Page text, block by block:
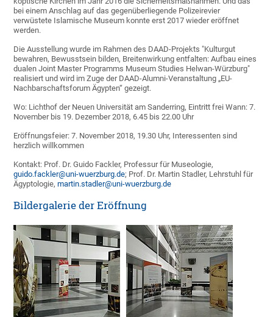
bei einem Anschlag auf das gegenüberliegende Polizeirevier
verwüstete Islamische Museum konnte erst 2017 wieder eröffnet
werden.
Die Ausstellung wurde im Rahmen des DAAD-Projekts "Kulturgut
bewahren, Bewusstsein bilden, Breitenwirkung entfalten: Aufbau eines
dualen Joint Master Programms Museum Studies Helwan-Würzburg"
realisiert und wird im Zuge der DAAD-Alumni-Veranstaltung „EU-
Nachbarschaftsforum Ägypten“ gezeigt.
Wo: Lichthof der Neuen Universität am Sanderring, Eintritt frei Wann: 7.
November bis 19. Dezember 2018, 6.45 bis 22.00 Uhr
Eröffnungsfeier: 7. November 2018, 19.30 Uhr, Interessenten sind
herzlich willkommen
Kontakt: Prof. Dr. Guido Fackler, Professur für Museologie,
guido.fackler@uni-wuerzburg.de; Prof. Dr. Martin Stadler, Lehrstuhl für
Ägyptologie,martin.stadler@uni-wuerzburg.de
Bildergalerie der Eröffnung